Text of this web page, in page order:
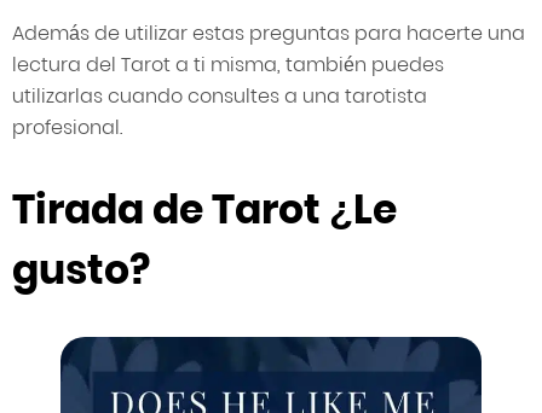
Además de utilizar estas preguntas para hacerte una
lectura del Tarot a ti misma, también puedes
utilizarlas cuando consultes a una tarotista
profesional.
Tirada de Tarot ¿Le
gusto?